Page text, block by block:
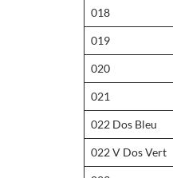
018
019
020
021
022 Dos Bleu
022 V Dos Vert